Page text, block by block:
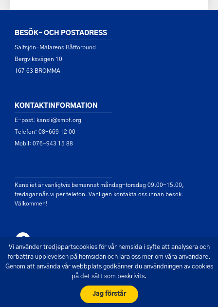
BESÖK- OCH POSTADRESS
Saltsjön-Mälarens Båtförbund
Bergviksvägen 10
167 63 BROMMA
KONTAKTINFORMATION
E-post: kansli@smbf.org
Telefon: 08-669 12 00
Mobil: 076-943 15 88
Kansliet är vanligtvis bemannat måndag-torsdag 09.00-15.00,
fredagar nås vi per telefon. Vänligen kontakta oss innan besök.
Välkommen!
© 2026 - Saltsjön Mälarens Båtförbund
Skapad av Pigment webbyrå
Vi använder tredjepartscookies för vår hemsida i syfte att analysera och
förbättra upplevelsen på hemsidan och lära oss mer om våra användare.
Genom att använda vår webbplats godkänner du användningen av cookies
på det sätt som beskrivits.
Jag förstår